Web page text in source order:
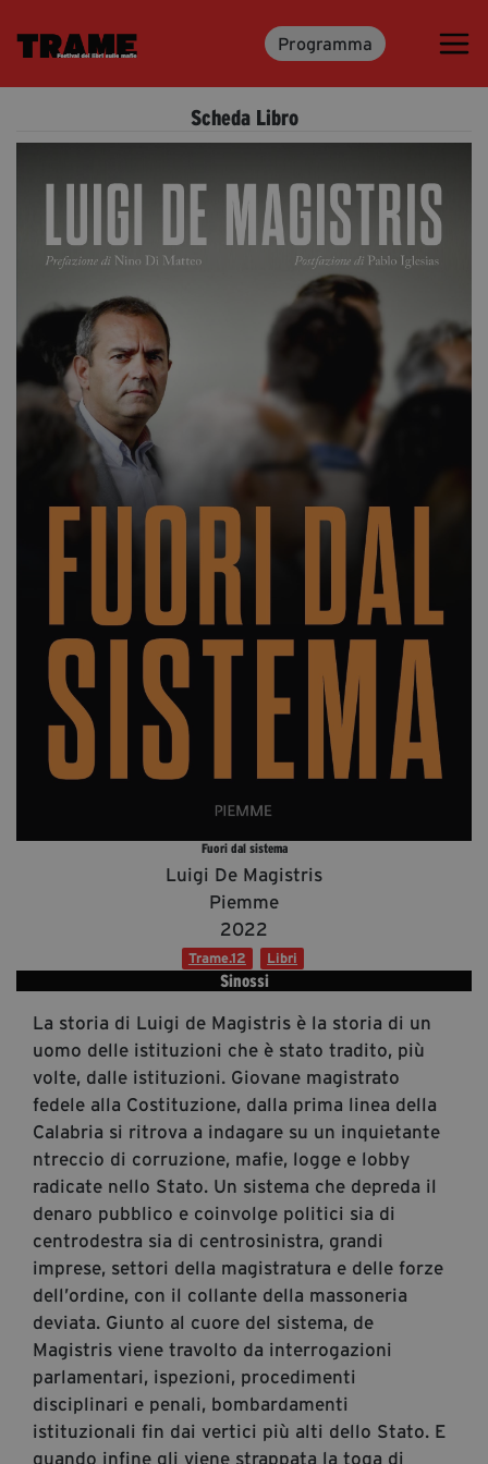
Programma
Trame.15
Media & Press
News & Kit
Accrediti Stampa
Cartella Stampa
Rassegna Stampa
Partecipa
Diventa Partner
Fondazione Trame
Chi Siamo
Civico Trame
Visioni Civiche
Mostra 3D - Visioni Civiche
segreteria@tramefestival.it
info@tramefestival.it
+39 346 954 4078
Scheda Libro
Sinossi
La storia di Luigi de Magistris è la storia di un
uomo delle istituzioni che è stato tradito, più
volte, dalle istituzioni. Giovane magistrato
fedele alla Costituzione, dalla prima linea della
Calabria si ritrova a indagare su un inquietante
ntreccio di corruzione, mafie, logge e lobby
radicate nello Stato. Un sistema che depreda il
denaro pubblico e coinvolge politici sia di
centrodestra sia di centrosinistra, grandi
imprese, settori della magistratura e delle forze
dell’ordine, con il collante della massoneria
deviata. Giunto al cuore del sistema, de
Magistris viene travolto da interrogazioni
parlamentari, ispezioni, procedimenti
disciplinari e penali, bombardamenti
istituzionali fin dai vertici più alti dello Stato. E
quando infine gli viene strappata la toga di
Fuori dal sistema
Luigi De Magistris
Piemme
2022
Trame.12 Libri